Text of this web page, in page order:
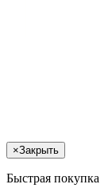
×Закрыть
Быстрая покупка